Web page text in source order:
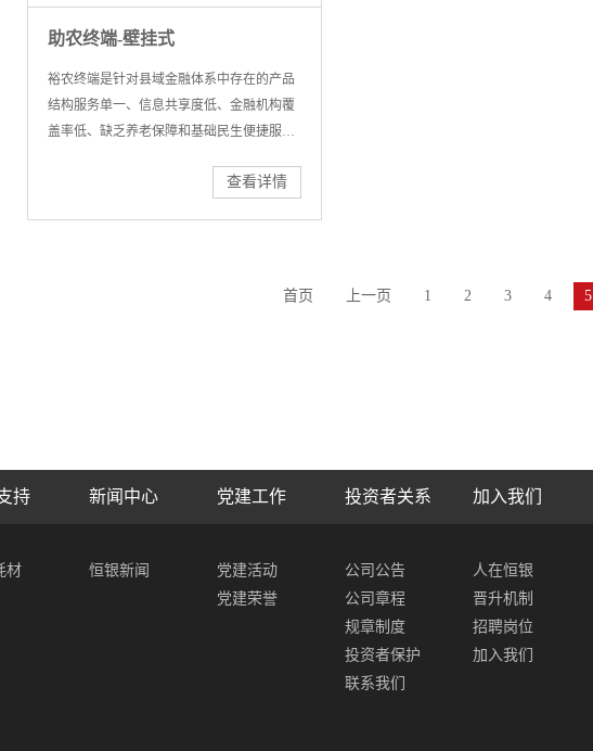
助农终端-壁挂式
裕农终端是针对县域金融体系中存在的产品
结构服务单一、信息共享度低、金融机构覆
盖率低、缺乏养老保障和基础民生便捷服务
查看详情
首页 上一页 1 2 3 4 5
持 新闻中心 党建工作 投资者关系 加入我们
材 恒银新闻
党建活动
党建荣誉
公司公告
公司章程
规章制度
投资者保护
联系我们
人在恒银
晋升机制
招聘岗位
加入我们